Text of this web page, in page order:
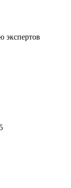
экспертов